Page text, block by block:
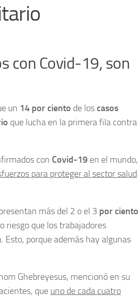
con Covid-19, son
un 14 por ciento de loscasos
que lucha en la primera fila contra
con Covid-19 en el mundo,
para proteger al sector salud
más del 2 o el 3 por ciento
riesgo que los trabajadores
Esto, porque además hay algunas
Ghebreyesus, mencionó en su
que uno de cada cuatro